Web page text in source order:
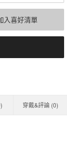
入喜好清單
) 穿戴&評論 (0)